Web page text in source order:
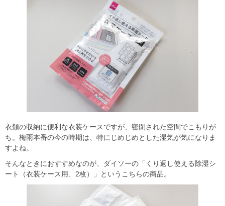
衣類の収納に便利な衣装ケースですが、密閉された空間でこもりが
ち。梅雨本番の今の時期は、特にじめじめとした湿気が気になりま
すよね。
そんなときにおすすめなのが、ダイソーの「くり返し使える除湿シ
ート（衣装ケース用、2枚）」というこちらの商品。